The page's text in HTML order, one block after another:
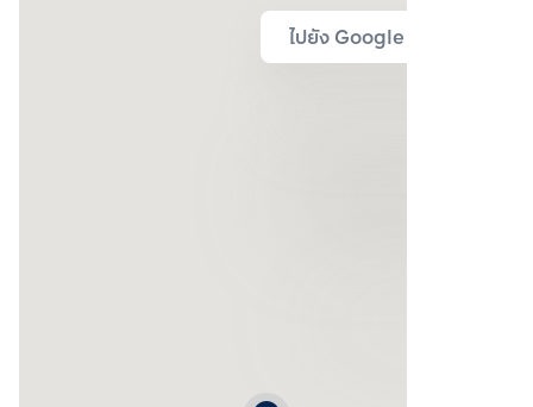
ไปยัง Google Map